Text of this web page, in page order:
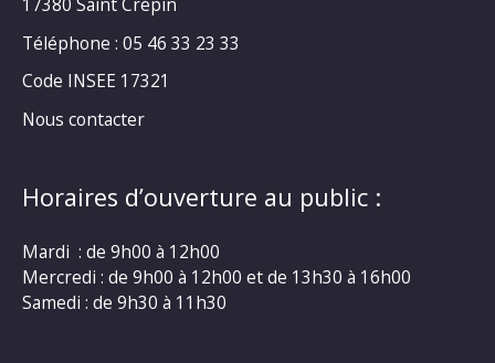
Téléphone : 05 46 33 23 33
Code INSEE 17321
Nous contacter
Horaires d’ouverture au public :
Mardi : de 9h00 à 12h00
Mercredi : de 9h00 à 12h00 et de 13h30 à 16h00
Samedi : de 9h30 à 11h30